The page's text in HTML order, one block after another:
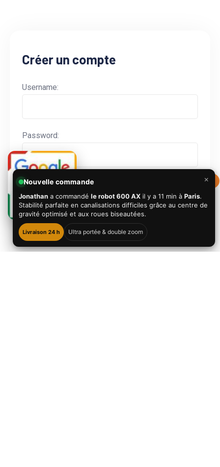
Créer un compte
Username:
Password:
Keep me signed in
Log In
Vous n'avez pas encore de compte ?
×
Nouvelle commande
Jonathana commandé le robot 600 AXil y a 11 min à Paris.
Stabilité parfaite en canalisations difficiles grâce au centre de
gravité optimisé et aux roues biseautées.
Livraison 24 h Ultra portée & double zoom